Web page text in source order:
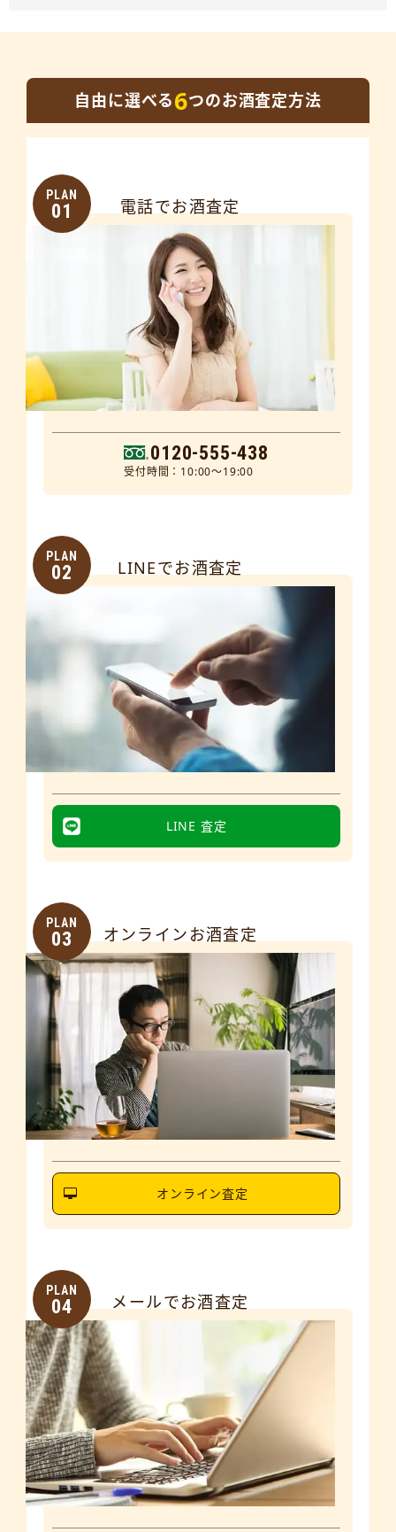
自由に選べる6つのお酒査定方法
PLAN
01 電話でお酒査定
0120-555-438
受付時間：10:00～19:00
PLAN
02 LINEでお酒査定
LINE 査定
PLAN
03 オンラインお酒査定
オンライン査定
PLAN
04 メールでお酒査定